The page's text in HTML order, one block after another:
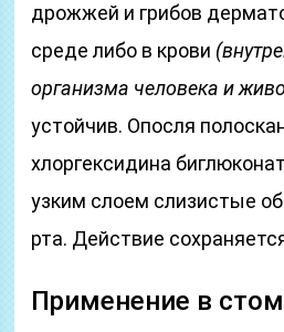
дрожжей и грибов
среде либо в крови
организма человека и
устойчив. Опосля
хлоргексидина
узким слоем слизистые
рта. Действие
Применение в